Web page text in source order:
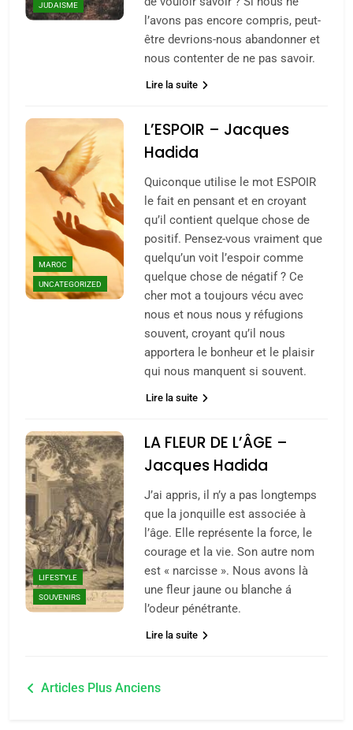
JUDAISME
l’avons pas encore compris, peut-
être devrions-nous abandonner et
nous contenter de ne pas savoir.
Lire la suite
MAROC
UNCATEGORIZED
L’ESPOIR – Jacques
Hadida
Quiconque utilise le mot ESPOIR
le fait en pensant et en croyant
qu’il contient quelque chose de
positif. Pensez-vous vraiment que
quelqu’un voit l’espoir comme
quelque chose de négatif ? Ce
cher mot a toujours vécu avec
nous et nous nous y réfugions
souvent, croyant qu’il nous
apportera le bonheur et le plaisir
qui nous manquent si souvent.
Lire la suite
LIFESTYLE
SOUVENIRS
LA FLEUR DE L’ÂGE –
Jacques Hadida
J’ai appris, il n’y a pas longtemps
que la jonquille est associée à
l’âge. Elle représente la force, le
courage et la vie. Son autre nom
est « narcisse ». Nous avons là
une fleur jaune ou blanche á
l’odeur pénétrante.
Lire la suite
Navigation
Articles Plus Anciens
5
2025, l’année la plus
meurtrière selon le
rapport d’ADL contre
l’antisémitisme
FRANCE ISRAÉL
POURQUOI JE REVENDIQUE
MA JUDAÏTE par Thérèse
Zrihen-Dvir
ISRAÉL
CE QUI NOUS MANQUE –
Jacques Hadida
8
Maroc : Les amandes de
Tafraout, le miel de Tadla
du terroir